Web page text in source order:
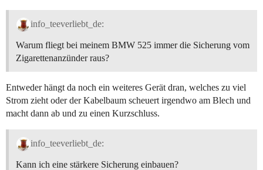
info_teeverliebt_de:
Warum fliegt bei meinem BMW 525 immer die Sicherung vom
Zigarettenanzünder raus?
Entweder hängt da noch ein weiteres Gerät dran, welches zu viel
Strom zieht oder der Kabelbaum scheuert irgendwo am Blech und
macht dann ab und zu einen Kurzschluss.
info_teeverliebt_de:
Kann ich eine stärkere Sicherung einbauen?